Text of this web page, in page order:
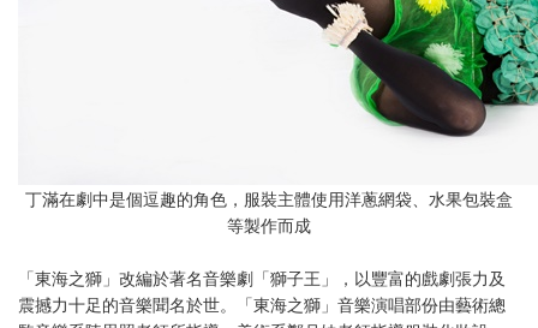
丁滿在劇中是個逗趣的角色，服裝主體使用洋蔥網袋、水果包裝盒
等製作而成
「東海之獅」改編於著名音樂劇「獅子王」，以豐富的戲劇張力及
震撼力十足的音樂聞名於世。「東海之獅」音樂演唱部份由藝術總